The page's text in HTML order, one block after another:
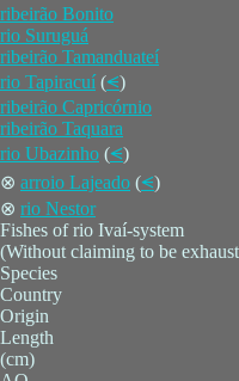
ribeirão Bonito
rio Suruguá
ribeirão Tamanduateí
rio Tapiracuí (⪪)
ribeirão Capricórnio
ribeirão Taquara
rio Ubazinho (⪪)
⊗ arroio Lajeado (⪪)
⊗ rio Nestor
Fishes of rio Ivaí-system
(Without claiming to be
Species
Country
Origin
Length
(cm)